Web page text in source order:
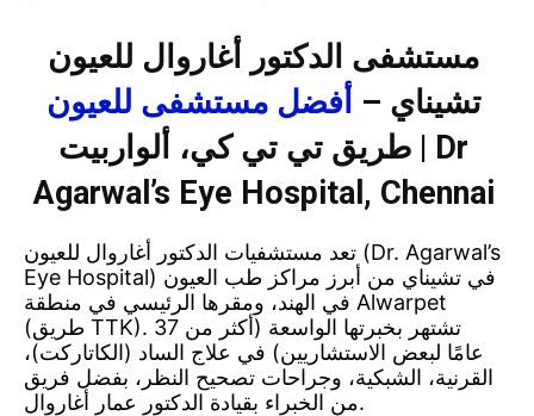
مستشفى الدكتور أغاروال للعيون
تشيناي – أفضل مستشفى للعيون
طريق تي تي كي، ألواربيت | Dr
Agarwal’s Eye Hospital, Chennai
تعد مستشفيات الدكتور أغاروال للعيون (Dr. Agarwal’s
Eye Hospital) في تشيناي من أبرز مراكز طب العيون
في الهند، ومقرها الرئيسي في منطقة Alwarpet
(طريق TTK). تشتهر بخبرتها الواسعة (أكثر من 37
عامًا لبعض الاستشاريين) في علاج الساد (الكاتاركت)،
القرنية، الشبكية، وجراحات تصحيح النظر، بفضل فريق
من الخبراء بقيادة الدكتور عمار أغاروال.